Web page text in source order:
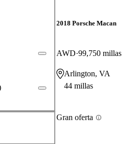
2018 Porsche Macan
AWD 99,750 millas
Arlington, VA
44 millas
Gran oferta